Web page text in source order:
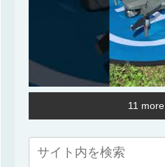
11 more